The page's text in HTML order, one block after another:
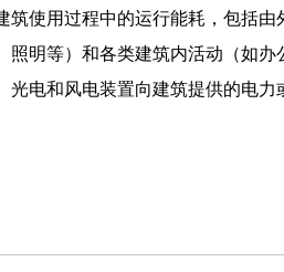
使用过程中的运行能耗，包括由
照明等）和各类建筑内活动（如
光电和风电装置向建筑提供的电力